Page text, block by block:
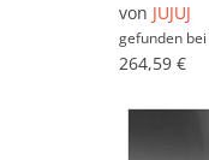
von JUJUJ
gefunden bei
264,59 €